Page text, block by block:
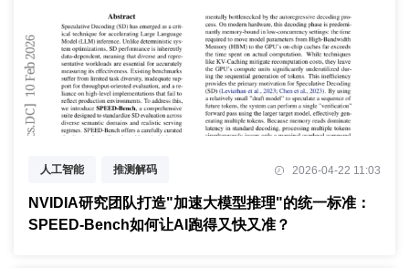
人工智能 推测解码
基准测试评估
2026-04-22 11:03
NVIDIA研究团队打造"加速大模型推理"的统一标准：
SPEED-Bench如何让AI跑得又快又准？